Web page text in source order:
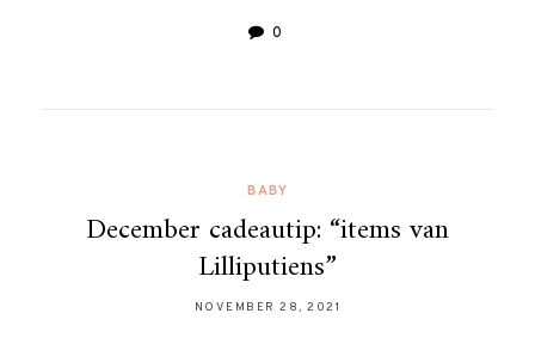
0
BABY
December cadeautip: “items van
Lilliputiens”
NOVEMBER 28, 2021